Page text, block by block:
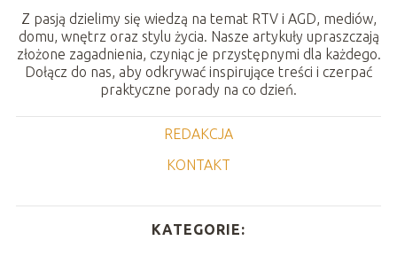
Z pasją dzielimy się wiedzą na temat RTV i AGD, mediów,
domu, wnętrz oraz stylu życia. Nasze artykuły upraszczają
złożone zagadnienia, czyniąc je przystępnymi dla każdego.
Dołącz do nas, aby odkrywać inspirujące treści i czerpać
praktyczne porady na co dzień.
REDAKCJA
KONTAKT
KATEGORIE: